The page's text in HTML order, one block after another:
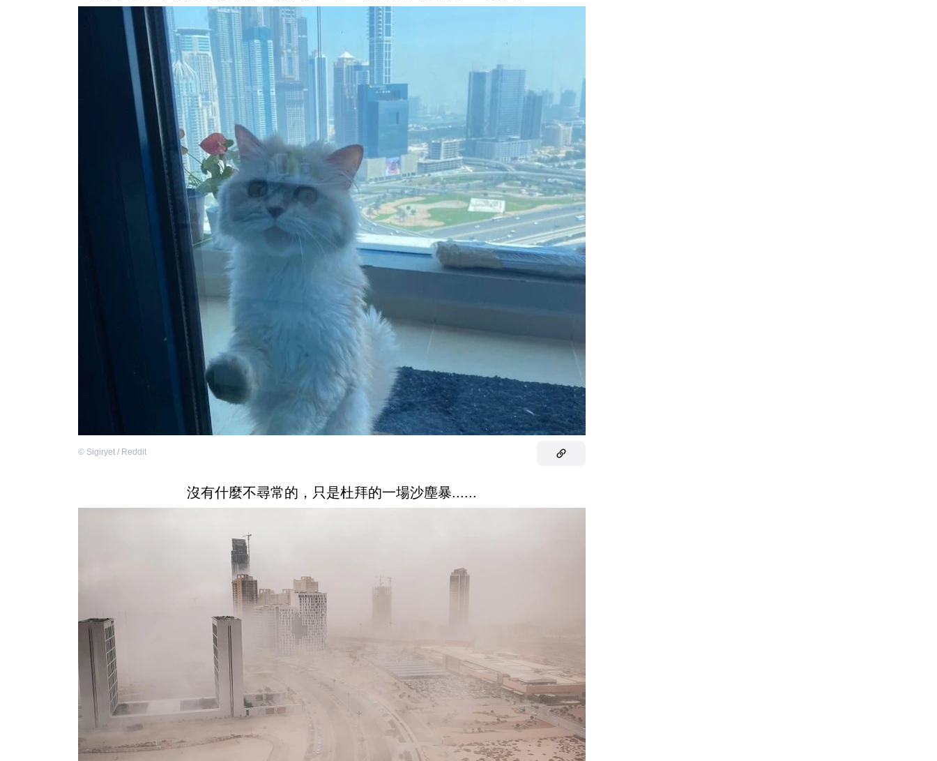
© Sigiryet / Reddit
沒有什麼不尋常的，只是杜拜的一場沙塵暴......